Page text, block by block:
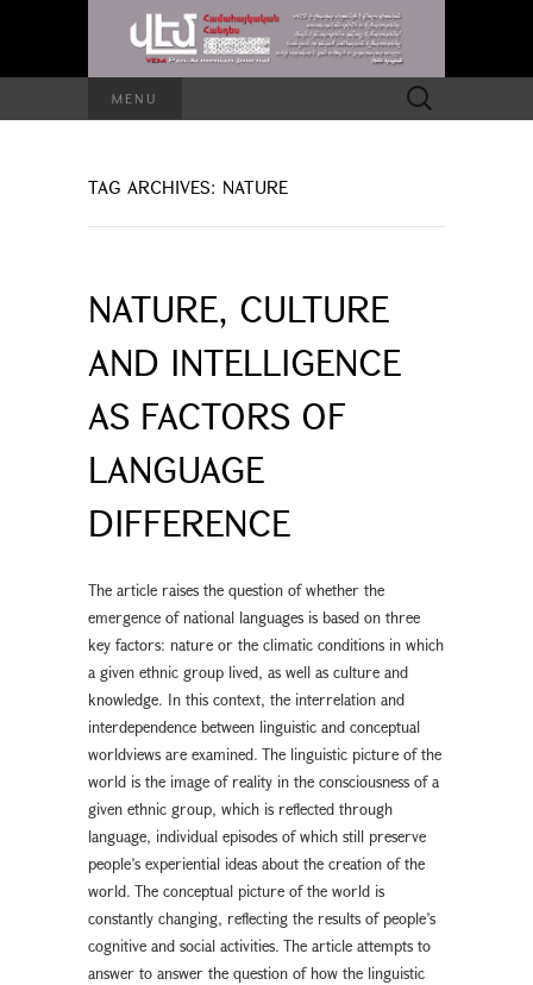
MENU
Search
for:
TAG ARCHIVES: NATURE
NATURE, CULTURE
AND INTELLIGENCE
AS FACTORS OF
LANGUAGE
DIFFERENCE
The article raises the question of whether the
emergence of national languages is based on three
key factors: nature or the climatic conditions in which
a given ethnic group lived, as well as culture and
knowledge. In this context, the interrelation and
interdependence between linguistic and conceptual
worldviews are examined. The linguistic picture of the
world is the image of reality in the consciousness of a
given ethnic group, which is reflected through
language, individual episodes of which still preserve
people’s experiential ideas about the creation of the
world. The conceptual picture of the world is
constantly changing, reflecting the results of people’s
cognitive and social activities. The article attempts to
answer to answer the question of how the linguistic